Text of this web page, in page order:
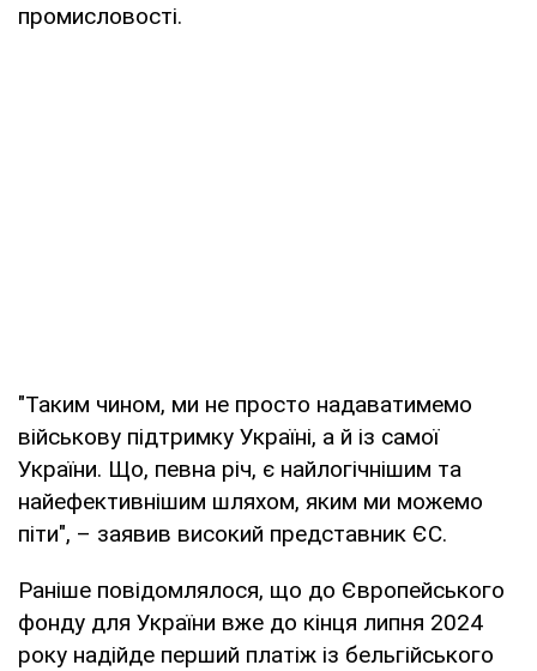
промисловості.
"Таким чином, ми не просто надаватимемо
військову підтримку Україні, а й із самої
України. Що, певна річ, є найлогічнішим та
найефективнішим шляхом, яким ми можемо
піти", – заявив високий представник ЄС.
Раніше повідомлялося, що до Європейського
фонду для України вже до кінця липня 2024
року надійде перший платіж із бельгійського